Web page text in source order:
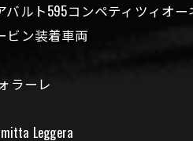
バルト595コンペティツィオー
ビン装着車両
ラーレ
Leggera